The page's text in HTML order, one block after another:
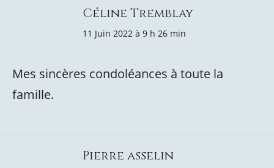
Céline Tremblay
11 Juin 2022 à 9 h 26 min
Mes sincères condoléances à toute la
famille.
Pierre asselin